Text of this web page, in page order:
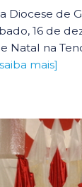
Diocese de
16 de
Natal na
mais]